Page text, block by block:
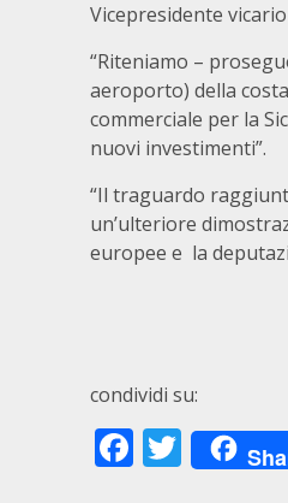
Vicepresidente
“Riteniamo –
aeroporto) della
commerciale per la
nuovi investimenti”.
“Il traguardo
un’ulteriore
europee e la
condividi su: